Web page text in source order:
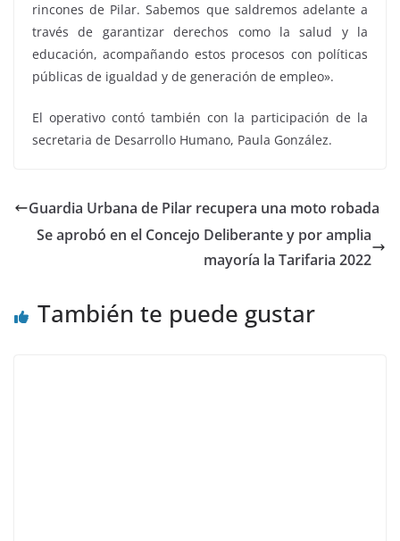
rincones de Pilar. Sabemos que saldremos adelante a
través de garantizar derechos como la salud y la
educación, acompañando estos procesos con políticas
públicas de igualdad y de generación de empleo».
El operativo contó también con la participación de la
secretaria de Desarrollo Humano, Paula González.
Guardia Urbana de Pilar recupera una moto robada
Se aprobó en el Concejo Deliberante y por amplia
mayoría la Tarifaria 2022
También te puede gustar